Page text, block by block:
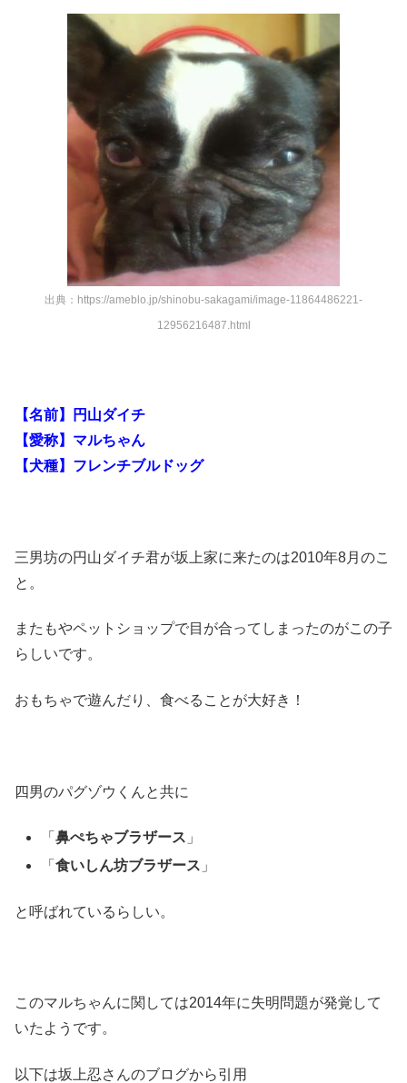
出典：https://ameblo.jp/shinobu-sakagami/image-11864486221-
12956216487.html
【名前】円山ダイチ
【愛称】マルちゃん
【犬種】フレンチブルドッグ
三男坊の円山ダイチ君が坂上家に来たのは2010年8月のこ
と。
またもやペットショップで目が合ってしまったのがこの子
らしいです。
おもちゃで遊んだり、食べることが大好き！
四男のパグゾウくんと共に
「鼻ぺちゃブラザース 」
「食いしん坊ブラザース 」
と呼ばれているらしい。
このマルちゃんに関しては2014年に失明問題が発覚して
いたようです。
以下は坂上忍さんのブログから引用